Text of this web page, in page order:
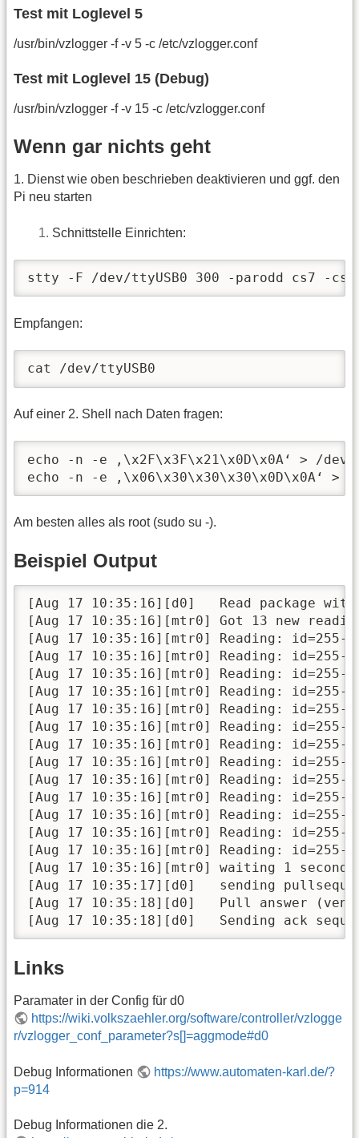
Test mit Loglevel 5
/usr/bin/vzlogger -f -v 5 -c /etc/vzlogger.conf
Test mit Loglevel 15 (Debug)
/usr/bin/vzlogger -f -v 15 -c /etc/vzlogger.conf
Wenn gar nichts geht
1. Dienst wie oben beschrieben deaktivieren und ggf. den
Pi neu starten
Schnittstelle Einrichten:
stty -F /dev/ttyUSB0 300 -parodd cs7 -
Empfangen:
cat /dev/ttyUSB0
Auf einer 2. Shell nach Daten fragen:
echo -n -e ‚\x2F\x3F\x21\x0D\x0A‘ > /dev/
echo -n -e ‚\x06\x30\x30\x30\x0D\x0A‘ > /
Am besten alles als root (sudo su -).
Beispiel Output
[Aug 17 10:35:16][d0]   Read package
[Aug 17 10:35:16][mtr0] Got 13 new
[Aug 17 10:35:16][mtr0] Reading: id=255-
[Aug 17 10:35:16][mtr0] Reading: id=255-
[Aug 17 10:35:16][mtr0] Reading: id=255-
[Aug 17 10:35:16][mtr0] Reading: id=255-
[Aug 17 10:35:16][mtr0] Reading: id=255-
[Aug 17 10:35:16][mtr0] Reading: id=255-
[Aug 17 10:35:16][mtr0] Reading: id=255-
[Aug 17 10:35:16][mtr0] Reading: id=255-
[Aug 17 10:35:16][mtr0] Reading: id=255-
[Aug 17 10:35:16][mtr0] Reading: id=255-
[Aug 17 10:35:16][mtr0] Reading: id=255-
[Aug 17 10:35:16][mtr0] Reading: id=255-
[Aug 17 10:35:16][mtr0] Reading: id=255-
[Aug 17 10:35:16][mtr0] waiting 1
[Aug 17 10:35:17][d0]   sending
[Aug 17 10:35:18][d0]   Pull answer
[Aug 17 10:35:18][d0]   Sending ack
Links
Paramater in der Config für d0
https://wiki.volkszaehler.org/software/controller/vzlogge
r/vzlogger_conf_parameter?s[]=aggmode#d0
Debug Informationen
https://www.automaten-karl.de/?
p=914
Debug Informationen die 2.